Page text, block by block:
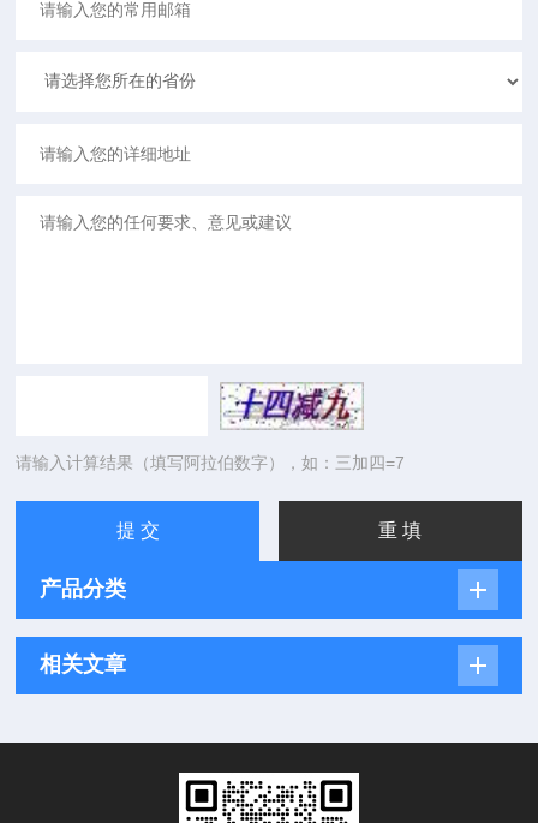
请输入计算结果（填写阿拉伯数字），如：三加四=7
产品分类
相关文章